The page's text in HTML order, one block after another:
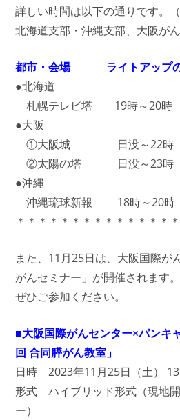
詳しい時間は以下の通りです。
北海道支部・沖縄支部、大阪がん
都市・会場 ライトアップ
●北海道
札幌テレビ塔 19時～20時
●大阪
①大阪城 日没～22時
②太陽の塔 日没～23時
●沖縄
沖縄琉球新報 18時～20時
＊＊＊＊＊＊＊＊＊＊＊＊＊＊
また、11月25日は、大阪国際が
がんセミナー」が開催されます。
ぜひご参加ください。
■大阪国際がんセンター×パン
回 合同膵がん教室」
日時 2023年11月25日（土）
形式 ハイブリッド形式（現地
ー）